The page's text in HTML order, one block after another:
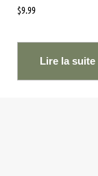
$9.99
Lire la suite